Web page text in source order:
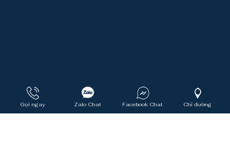
Gọi ngay Zalo Chat Facebook Chat Chỉ đường